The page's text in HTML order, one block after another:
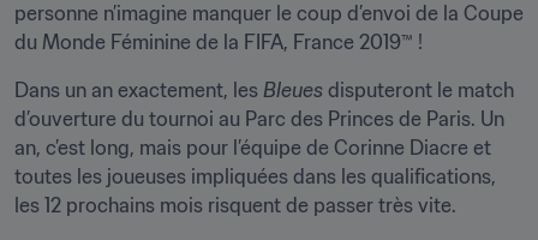
personne n’imagine manquer le coup d’envoi de la Coupe
du Monde Féminine de la FIFA, France 2019™ !
Dans un an exactement, les Bleues disputeront le match
d’ouverture du tournoi au Parc des Princes de Paris. Un
an, c’est long, mais pour l’équipe de Corinne Diacre et
toutes les joueuses impliquées dans les qualifications,
les 12 prochains mois risquent de passer très vite.